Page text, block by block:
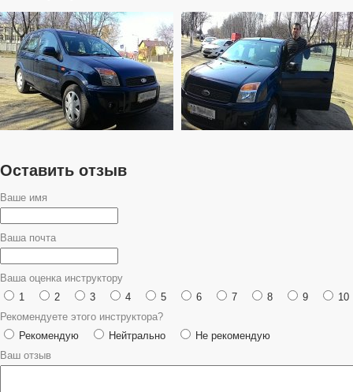
Оставить отзыв
Ваше имя
Ваша почта
Ваша оценка инструктору
1
2 3 4 5 6 7 8 9
10
Рекомендуете этого инструктора?
Рекомендую
Нейтрально
Не рекомендую
Ваш отзыв